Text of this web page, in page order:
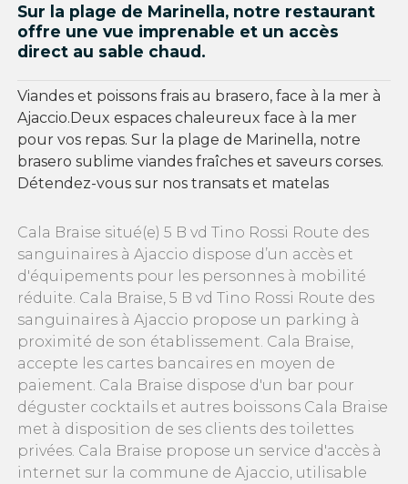
Sur la plage de Marinella, notre restaurant
offre une vue imprenable et un accès
direct au sable chaud.
Viandes et poissons frais au brasero, face à la mer à
Ajaccio.Deux espaces chaleureux face à la mer
pour vos repas. Sur la plage de Marinella, notre
brasero sublime viandes fraîches et saveurs corses.
Détendez-vous sur nos transats et matelas
Cala Braise situé(e) 5 B vd Tino Rossi Route des
sanguinaires à Ajaccio dispose d’un accès et
d'équipements pour les personnes à mobilité
réduite. Cala Braise, 5 B vd Tino Rossi Route des
sanguinaires à Ajaccio propose un parking à
proximité de son établissement. Cala Braise,
accepte les cartes bancaires en moyen de
paiement. Cala Braise dispose d'un bar pour
déguster cocktails et autres boissons Cala Braise
met à disposition de ses clients des toilettes
privées. Cala Braise propose un service d'accès à
internet sur la commune de Ajaccio, utilisable